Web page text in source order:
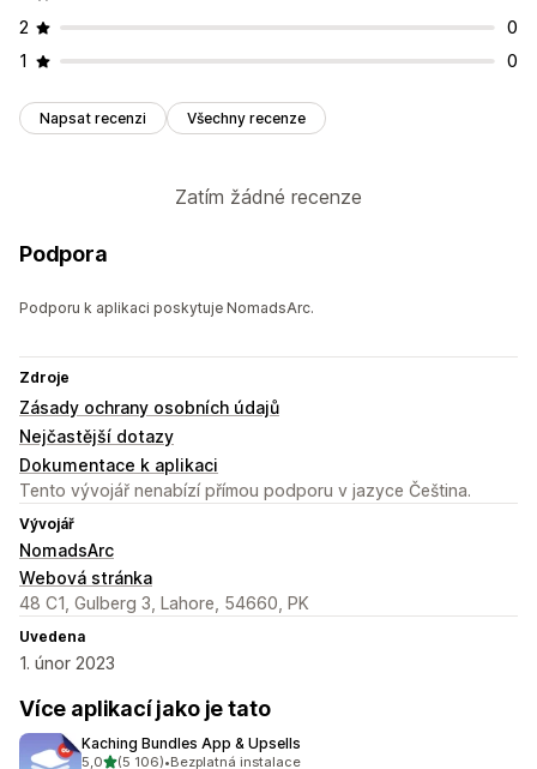
2
0
1
0
Napsat recenzi Všechny recenze
Zatím žádné recenze
Podpora
Podporu k aplikaci poskytuje NomadsArc.
Zdroje
Zásady ochrany osobních údajů
Nejčastější dotazy
Dokumentace k aplikaci
Tento vývojář nenabízí přímou podporu v jazyce Čeština.
Vývojář
NomadsArc
Webová stránka
48 C1, Gulberg 3, Lahore, 54660, PK
Uvedena
1. únor 2023
Více aplikací jako je tato
Kaching Bundles App & Upsells
5,0z 5 hvězd
(5 106)•Bezplatná instalace